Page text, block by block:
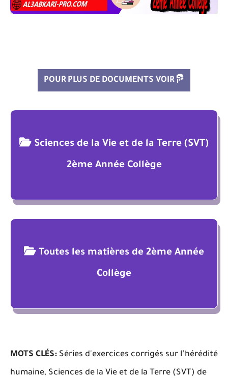
POUR PLUS DE DOCUMENTS VOIR
Sciences de la Vie et de la Terre (SVT)
2ème Année Collège
Toutes les matières de 2ème Année
Collège
MOTS CLÉS: Séries d'exercices corrigés sur l’hérédité
humaine, Sciences de la Vie et de la Terre (SVT) de